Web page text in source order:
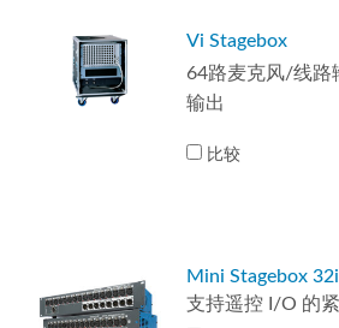
Vi Stagebox
64路麦克风/线路
输出
比较
Mini Stagebox
支持遥控 I/O 的